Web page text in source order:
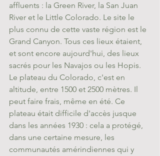
affluents : la Green River, la San Juan
River et le Little Colorado. Le site le
plus connu de cette vaste région est le
Grand Canyon. Tous ces lieux étaient,
et sont encore aujourd'hui, des lieux
sacrés pour les Navajos ou les Hopis.
Le plateau du Colorado, c'est en
altitude, entre 1500 et 2500 mètres. Il
peut faire frais, même en été. Ce
plateau était difficile d'accès jusque
dans les années 1930 : cela a protégé,
dans une certaine mesure, les
communautés amérindiennes qui y